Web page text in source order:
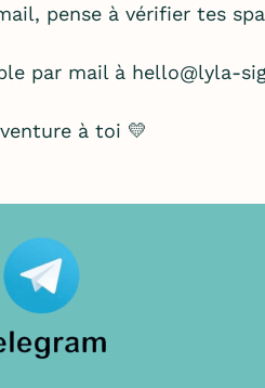
pense à vérifier tes
par mail à hello@lyla-
à toi 💛